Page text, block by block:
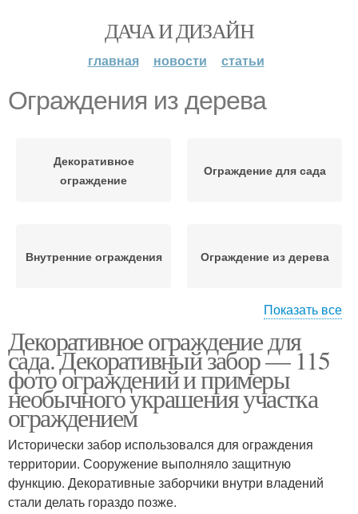
ДАЧА И ДИЗАЙН
главная новости статьи
Ограждения из дерева
Декоративное
ограждение
Ограждение для сада
Внутренние ограждения Ограждение из дерева
ограждения
Ограждение из металла
Ограждения из металла
Ограждения для
Показать все
Декоративное ограждение для
сада. Декоративный забор — 115
фото ограждений и примеры
необычного украшения участка
ограждением
Исторически забор использовался для ограждения
территории. Сооружение выполняло защитную
функцию. Декоративные заборчики внутри владений
стали делать гораздо позже.